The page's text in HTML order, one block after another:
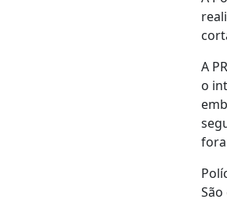
A
o
São